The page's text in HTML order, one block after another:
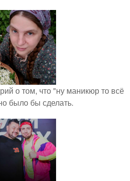
о том, что "ну маникюр то всё
было бы сделать.